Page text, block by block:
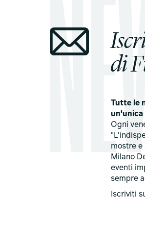
di
Tutte le
un'unica
Ogni
mostre e
Milano
eventi
sempre
Iscriviti